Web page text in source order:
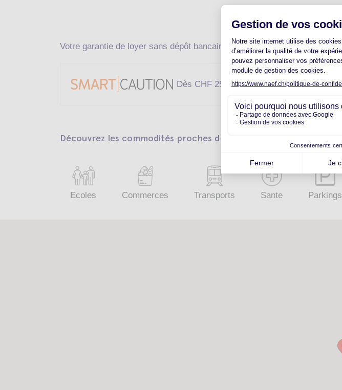
Votre garantie de loyer sans dépôt bancaire
Dès CHF 25.- Calculez votre prime
Découvrez les commodités proches de votre futur quartier
Ecoles Commerces Transports Sante Parkings